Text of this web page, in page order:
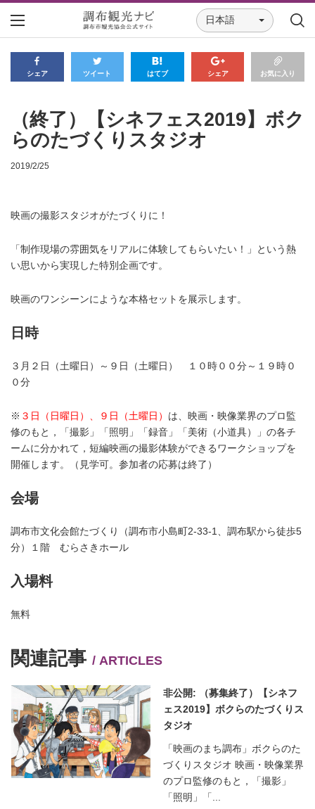
日本語
シェア ツイート はてブ シェア お気に入り
（終了）【シネフェス2019】ボク
らのたづくりスタジオ
2019/2/25
映画の撮影スタジオがたづくりに！
「制作現場の雰囲気をリアルに体験してもらいたい！」という熱
い思いから実現した特別企画です。
映画のワンシーンにような本格セットを展示します。
日時
３月２日（土曜日）～９日（土曜日） １０時００分～１９時０
０分
※ ３日（日曜日）、９日（土曜日） は、映画・映像業界のプロ監
修のもと，「撮影」「照明」「録音」「美術（小道具）」の各チ
ームに分かれて，短編映画の撮影体験ができるワークショップを
開催します。（見学可。参加者の応募は終了）
会場
調布市文化会館たづくり（調布市小島町2-33-1、調布駅から徒歩5
分）１階 むらさきホール
入場料
無料
関連記事 / ARTICLES
非公開: （募集終了）【シネフ
ェス2019】ボクらのたづくりス
タジオ
「映画のまち調布」ボクらのた
づくりスタジオ 映画・映像業界
のプロ監修のもと，「撮影」
「照明」「...